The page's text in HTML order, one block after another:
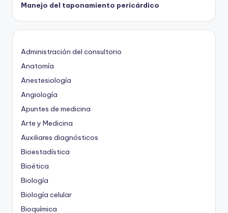
Manejo del taponamiento pericárdico
Administración del consultorio
Anatomía
Anestesiología
Angiología
Apuntes de medicina
Arte y Medicina
Auxiliares diagnósticos
Bioestadística
Bioética
Biología
Biología celular
Bioquímica